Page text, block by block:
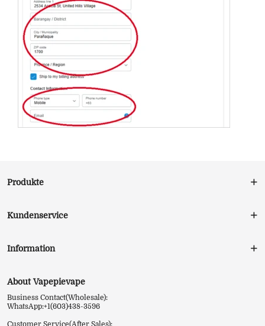
Produkte
Kundenservice
Information
About Vapepievape
Business Contact(Wholesale):
WhatsApp:+1(603)438-3596
Customer Service(After Sales):